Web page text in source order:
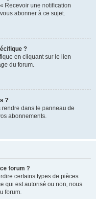
Recevoir une notification
abonner à ce sujet.
?
en cliquant sur le lien
du forum.
?
dans le panneau de
abonnements.
forum ?
certains types de pièces
qui est autorisé ou non, nous
forum.